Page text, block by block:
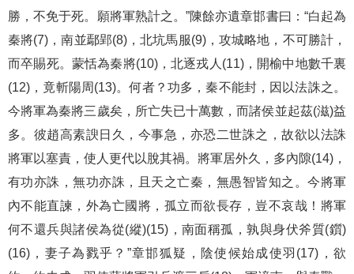
勝，不免于死。願將軍熟計之。”陳餘亦遺章邯書曰：“白起為
秦將(7)，南並鄢郢(8)，北坑馬服(9)，攻城略地，不可勝計，
而卒賜死。蒙恬為秦將(10)，北逐戎人(11)，開榆中地數千裏
(12)，竟斬陽周(13)。何者？功多，秦不能封，因以法誅之。
今將軍為秦將三歲矣，所亡失已十萬數，而諸侯並起茲(滋)益
多。彼趙高素諛日久，今事急，亦恐二世誅之，故欲以法誅
將軍以塞責，使人更代以脫其禍。將軍居外久，多內隙(14)，
有功亦誅，無功亦誅，且天之亡秦，無愚智皆知之。今將軍
內不能直諫，外為亡國將，孤立而欲長存，豈不哀哉！將軍
何不還兵與諸侯為從(縱)(15)，南面稱孤，孰與身伏斧質(鑕)
(16)，妻子為戮乎？”章邯狐疑，陰使候始成使羽(17)，欲